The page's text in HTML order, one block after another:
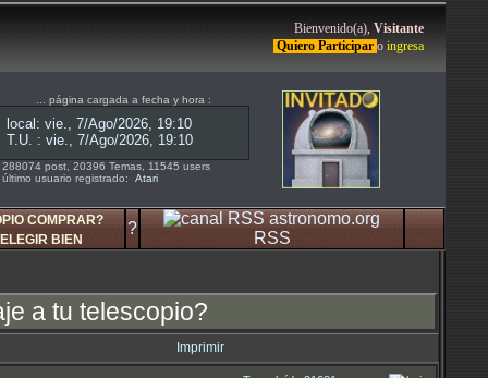
Bienvenido(a), Visitante
Quiero Participar o ingresa
... página cargada a fecha y hora :
288074 post, 20396 Temas, 11545 users
último usuario registrado: Atari
COMPRAR?
BIEN
?
RSS
a tu telescopio?
Imprimir